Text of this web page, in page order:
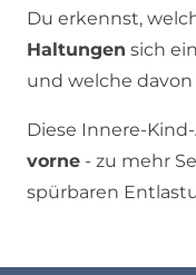
Du erkennst,
Haltungen sich
und welche
Diese Innere-
vorne - zu mehr
spürbaren